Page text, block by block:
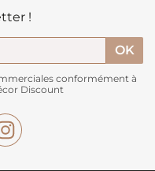
!
conformément à
Discount